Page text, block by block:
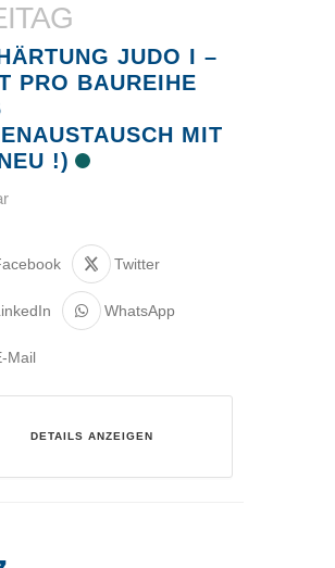
JUDO I –
PRO BAUREIHE
MIT
!)
Twitter
WhatsApp
Mail
DETAILS ANZEIGEN